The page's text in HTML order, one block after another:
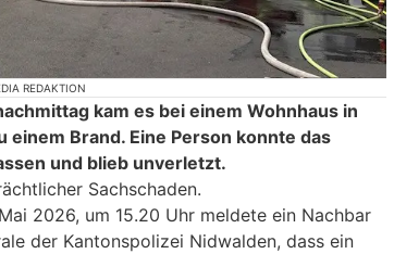
REDAKTION
kam es bei einem Wohnhaus in
einem Brand. Eine Person konnte das
und blieb unverletzt.
Sachschaden.
2026, um 15.20 Uhr meldete ein Nachbar
der Kantonspolizei Nidwalden, dass ein